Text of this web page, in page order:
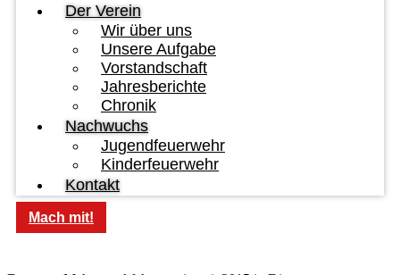
Der Verein
Wir über uns
Unsere Aufgabe
Vorstandschaft
Jahresberichte
Chronik
Nachwuchs
Jugendfeuerwehr
Kinderfeuerwehr
Kontakt
Mach mit!